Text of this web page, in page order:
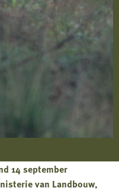
14 september
van Landbouw,